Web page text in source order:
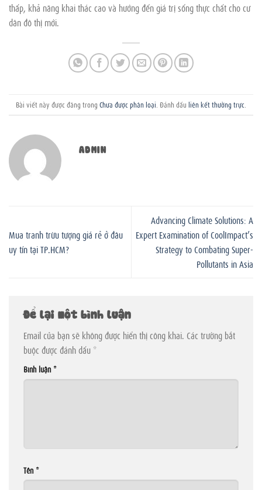
thấp, khả năng khai thác cao và hướng đến giá trị sống thực chất cho cư
dân đô thị mới.
Bài viết này được đăng trong Chưa được phân loại . Đánh dấu liên kết thường trực
ADMIN
Mua tranh trừu tượng giá rẻ ở đâu
uy tín tại TP.HCM?
Advancing Climate Solutions: A
Expert Examination of CoolImpact’s
Strategy to Combating Super-
Pollutants in Asia
Để lại một bình luận
Email của bạn sẽ không được hiển thị công khai. Các trường bắt
buộc được đánh dấu *
Bình luận *
Tên *